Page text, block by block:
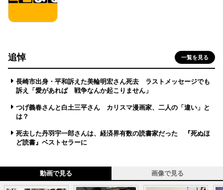
追悼 一覧を見る
長崎市出身・平和訴えた美輪明宏さん死去 ラストメッセージでも
訴え「愛があれば 戦争なんか起こりません」
つげ義春さんと白土三平さん カリスマ漫画家、二人の「違い」と
は？
死去した丹羽宇一郎さんは、経済界有数の読書家だった 『死ぬほ
ど読書』ベストセラーに
動画で見る 画像で見る